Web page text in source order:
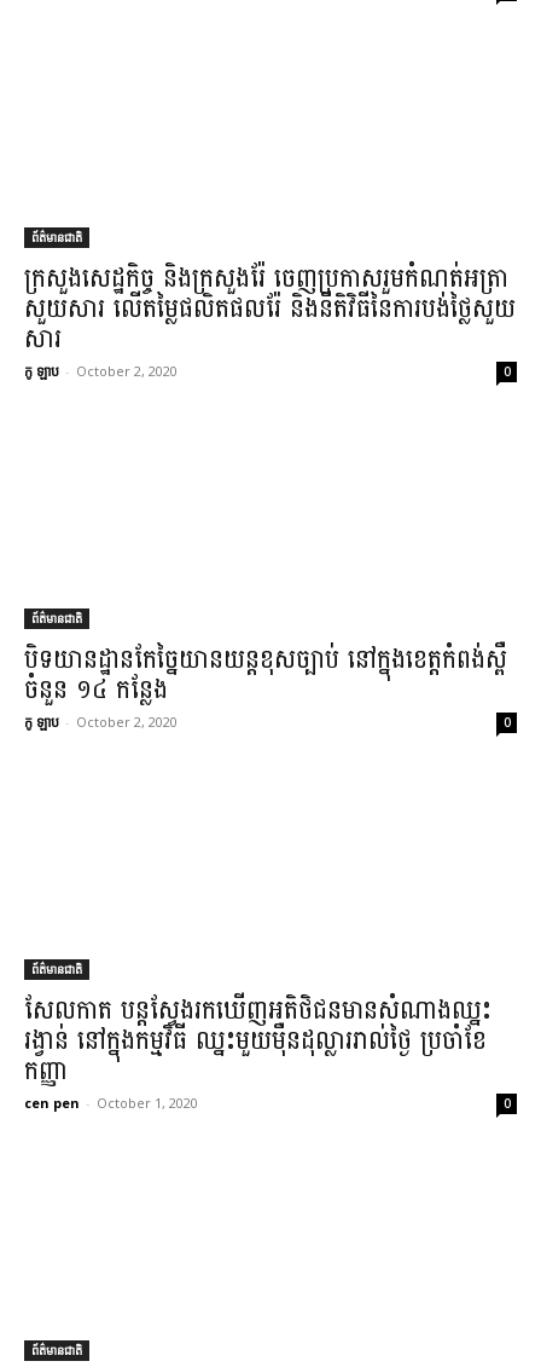
ព័ត៌មានជាតិ
ក្រសួង​សេដ្ឋកិច្ច និង​ក្រសួង​រ៉ែ ចេញប្រកាស​រួម​កំណត់​អត្រា​
សួយ​សារ លើ​តម្លៃ​ផលិតផល​រ៉ែ និង​នីតិវិធី​នៃ​ការបង់ថ្លៃ​សួយ​
សារ​
កូ ឡាប - October 2, 2020 0
ព័ត៌មានជាតិ
​បិទ​យានដ្ឋាន​កែច្នៃ​យានយន្ដ​ខុសច្បាប់ នៅក្នុង​ខេត្ដ​កំពង់ស្ពឺ​
ចំនួន ១៤ កន្លែង​
កូ ឡាប - October 2, 2020 0
ព័ត៌មានជាតិ
សែ​ល​កាត បន្ត​សែ្វ​ង​រកឃើញ​អតិថិជន​មានសំណាង​ឈ្នះ​
រង្វាន់ នៅក្នុង​កម្មវិធី ឈ្នះ​មួយ​ម៉ឺន​ដុល្លារ​រាល់ថ្ងៃ ប្រចាំ​ខែ
កញ្ញា​
cen pen - October 1, 2020 0
ព័ត៌មានជាតិ